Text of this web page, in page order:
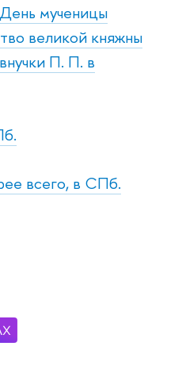
мученицы
великой княжны
П. П. в
всего, в СПб.